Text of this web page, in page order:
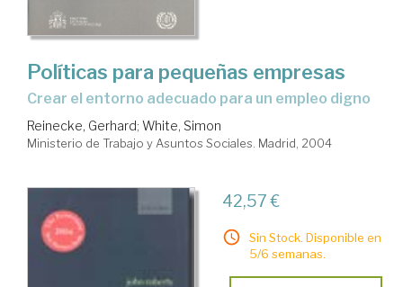
Políticas para pequeñas empresas
crear el entorno adecuado para un empleo digno
Reinecke, Gerhard; White, Simon
Ministerio de Trabajo y Asuntos Sociales. Madrid, 2004
42,57 €
Sin Stock. Disponible en
5/6 semanas.